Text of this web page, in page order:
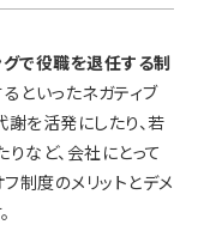
で役職を退任する制
といったネガティブ
を活発にしたり、若
など、会社にとって
制度のメリットとデメ